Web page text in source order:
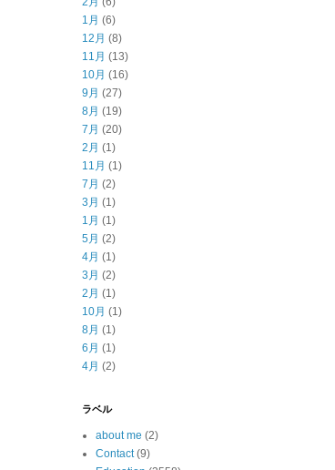
1月 (6)
12月 (8)
11月 (13)
10月 (16)
9月 (27)
8月 (19)
7月 (20)
2月 (1)
11月 (1)
7月 (2)
3月 (1)
1月 (1)
5月 (2)
4月 (1)
3月 (2)
2月 (1)
10月 (1)
8月 (1)
6月 (1)
4月 (2)
ラベル
about me (2)
Contact (9)